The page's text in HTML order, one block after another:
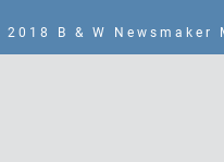
B & W Newsmaker